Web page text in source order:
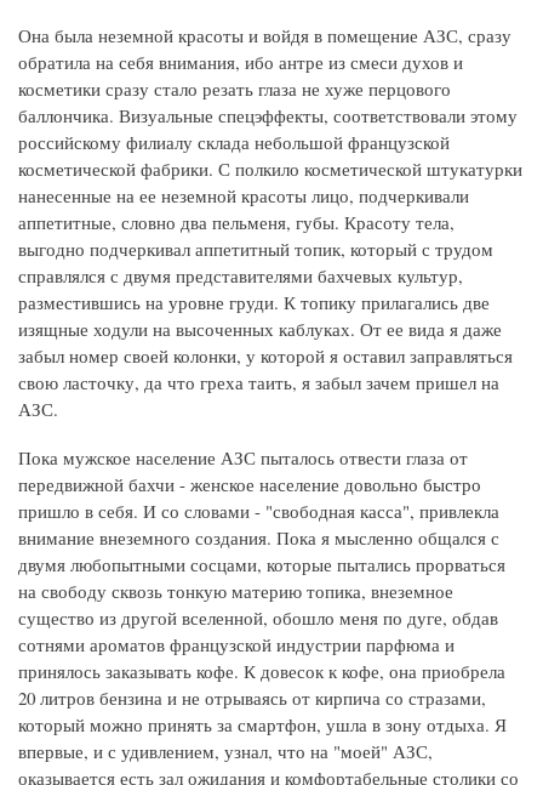
Она была неземной красоты и войдя в помещение АЗС, сразу
обратила на себя внимания, ибо антре из смеси духов и
косметики сразу стало резать глаза не хуже перцового
баллончика. Визуальные спецэффекты, соответствовали этому
российскому филиалу склада небольшой французской
косметической фабрики. С полкило косметической штукатурки
нанесенные на ее неземной красоты лицо, подчеркивали
аппетитные, словно два пельменя, губы. Красоту тела,
выгодно подчеркивал аппетитный топик, который с трудом
справлялся с двумя представителями бахчевых культур,
разместившись на уровне груди. К топику прилагались две
изящные ходули на высоченных каблуках. От ее вида я даже
забыл номер своей колонки, у которой я оставил заправляться
свою ласточку, да что греха таить, я забыл зачем пришел на
АЗС.
Пока мужское население АЗС пыталось отвести глаза от
передвижной бахчи - женское население довольно быстро
пришло в себя. И со словами - "свободная касса", привлекла
внимание внеземного создания. Пока я мысленно общался с
двумя любопытными сосцами, которые пытались прорваться
на свободу сквозь тонкую материю топика, внеземное
существо из другой вселенной, обошло меня по дуге, обдав
сотнями ароматов французской индустрии парфюма и
принялось заказывать кофе. К довесок к кофе, она приобрела
20 литров бензина и не отрываясь от кирпича со стразами,
который можно принять за смартфон, ушла в зону отдыха. Я
впервые, и с удивлением, узнал, что на "моей" АЗС,
оказывается есть зал ожидания и комфортабельные столики со